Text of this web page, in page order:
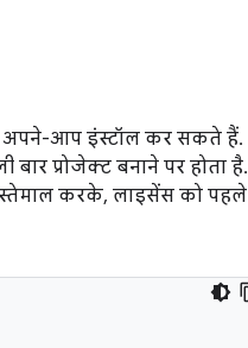
अपने-आप इंस्टॉल कर सकते हैं.
प्रोजेक्ट बनाने पर होता है.
करके, लाइसेंस को पहले